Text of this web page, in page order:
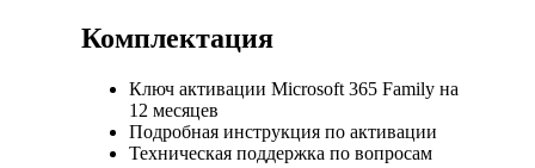
Комплектация
Ключ активации Microsoft 365 Family на
12 месяцев
Подробная инструкция по активации
Техническая поддержка по вопросам